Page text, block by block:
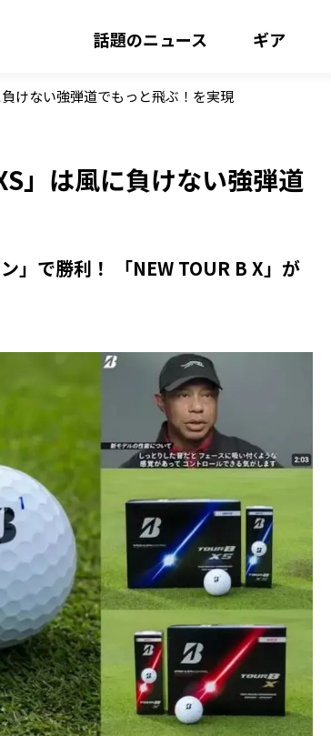
話題のニュース ギア
けない強弾道でもっと飛ぶ！を実現
」は風に負けない強弾道
」で勝利！ 「NEW TOUR B X」が